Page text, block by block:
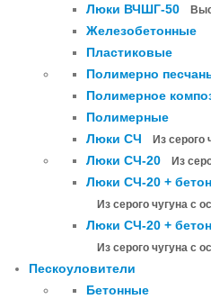
Люки ВЧШГ-50
Железобетонные
Пластиковые
Полимерно
Полимерное
Полимерные
Люки СЧ
Из серого
Люки СЧ-20 Из
Люки СЧ-20 +
Из серого чугуна с
Люки СЧ-20 +
Из серого чугуна с
Пескоуловители
Бетонные